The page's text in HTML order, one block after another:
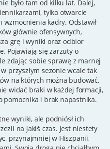
było tam od kilku lat. Dalej,
tylko otwarcie
wzmocnienia kadry. Odstawił
głównie ofensywnych,
grę i wyniki oraz odbior
Pojawiają się zarzuty o
zdając sobie sprawę z marnej
przyszłym sezonie wcale tak
na których można budować,
widać braki w każdej formacji,
pomocnika i brak napastnika.
wyniki, ale podniósł ich
na jakiś czas. Jest niestety
przynajmniej w Hiszpanii,